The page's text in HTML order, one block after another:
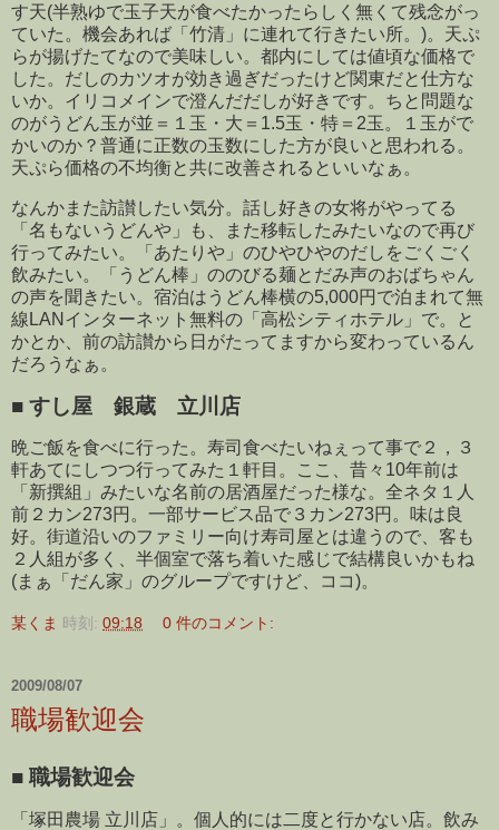
す天(半熟ゆで玉子天が食べたかったらしく無くて残念がっ
ていた。機会あれば「竹清」に連れて行きたい所。)。天ぷ
らが揚げたてなので美味しい。都内にしては値頃な価格で
した。だしのカツオが効き過ぎだったけど関東だと仕方な
いか。イリコメインで澄んだだしが好きです。ちと問題な
のがうどん玉が並＝１玉・大＝1.5玉・特＝2玉。１玉がで
かいのか？普通に正数の玉数にした方が良いと思われる。
天ぷら価格の不均衡と共に改善されるといいなぁ。
なんかまた訪讃したい気分。話し好きの女将がやってる
「名もないうどんや」も、また移転したみたいなので再び
行ってみたい。「あたりや」のひやひやのだしをごくごく
飲みたい。「うどん棒」ののびる麺とだみ声のおばちゃん
の声を聞きたい。宿泊はうどん棒横の5,000円で泊まれて無
線LANインターネット無料の「高松シティホテル」で。と
かとか、前の訪讃から日がたってますから変わっているん
だろうなぁ。
■ すし屋 銀蔵 立川店
晩ご飯を食べに行った。寿司食べたいねぇって事で２，３
軒あてにしつつ行ってみた１軒目。ここ、昔々10年前は
「新撰組」みたいな名前の居酒屋だった様な。全ネタ１人
前２カン273円。一部サービス品で３カン273円。味は良
好。街道沿いのファミリー向け寿司屋とは違うので、客も
２人組が多く、半個室で落ち着いた感じで結構良いかもね
(まぁ「だん家」のグループですけど、ココ)。
某くま 時刻: 09:18 0 件のコメント:
2009/08/07
職場歓迎会
■ 職場歓迎会
「塚田農場 立川店」。個人的には二度と行かない店。飲み